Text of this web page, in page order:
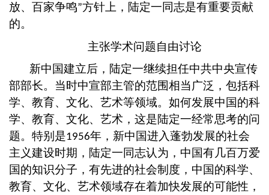
放、百家争鸣”方针上，陆定一同志是有重要贡献
的。
主张学术问题自由讨论
新中国建立后，陆定一继续担任中共中央宣传
部部长。当时中宣部主管的范围相当广泛，包括科
学、教育、文化、艺术等领域。如何发展中国的科
学、教育、文化、艺术，这是陆定一经常思考的问
题。特别是1956年，新中国进入蓬勃发展的社会
主义建设时期，陆定一同志认为，中国有几百万爱
国的知识分子，有先进的社会制度，中国的科学、
教育、文化、艺术领域存在着加快发展的可能性，